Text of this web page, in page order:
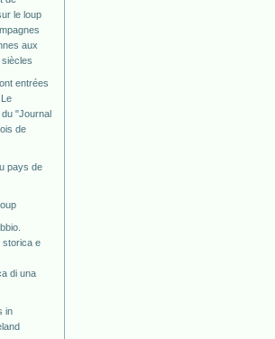
le loup
aux
siècles
entrées
"Journal
de
pays de
storica e
di una
in